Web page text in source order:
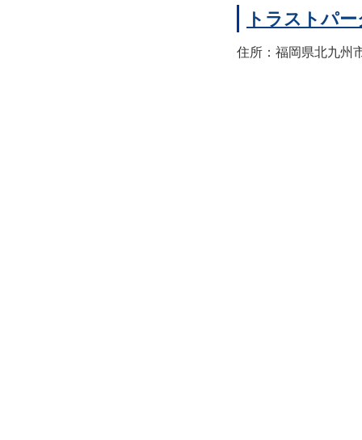
トラストパ
住所：福岡県北九州